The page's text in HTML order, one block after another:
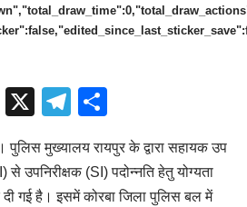
WhatsApp
X Telegram
पुलिस मुख्यालय रायपुर के द्वारा सहायक उप
से उपनिरीक्षक (SI) पदोन्नति हेतु योग्यता
दी गई है। इसमें कोरबा जिला पुलिस बल में